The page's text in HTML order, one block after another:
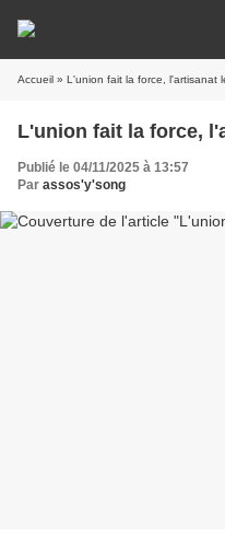
Accueil » L'union fait la force, l'artisanat
L'union fait la force,
Publié le 04/11/2025 à 13:57
Par assos'y'song